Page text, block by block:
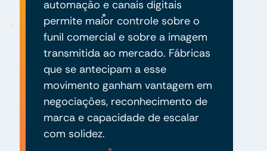
automação e canais digitais
permite maior controle sobre o
funil comercial e sobre a imagem
transmitida ao mercado. Fábricas
que se antecipam a esse
movimento ganham vantagem em
negociações, reconhecimento de
marca e capacidade de escalar
com solidez.